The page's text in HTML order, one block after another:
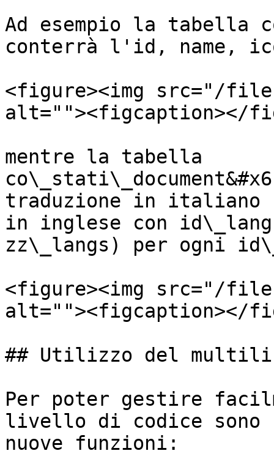
Ad esempio la tabella
conterrà l'id, name,
<figure><img src="/files/
alt=""><figcaption></
mentre la tabella
traduzione in italiano
in inglese con
zz\_langs) per ogni
<figure><img src="/files/
alt=""><figcaption></
## Utilizzo del
Per poter gestire
livello di codice sono
nuove funzioni: